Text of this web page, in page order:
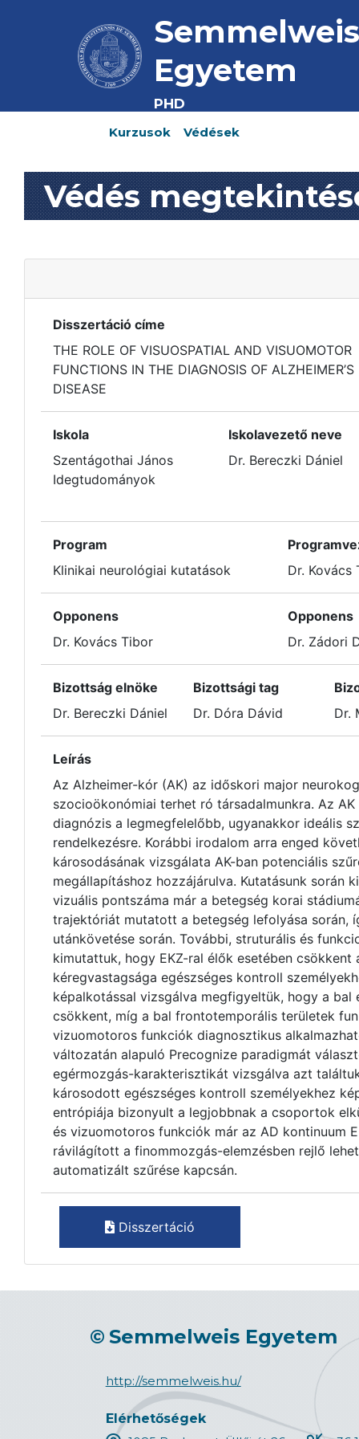
Semmelweis
Egyetem
PHD
Kurzusok Védések
Védés
Disszertáció címe
THE ROLE OF VISUOSPATIAL AND VISUOMOTOR
FUNCTIONS IN THE DIAGNOSIS OF ALZHEIMER’S
DISEASE
Iskola
Szentágothai János
Idegtudományok
Iskolavezető neve
Dr. Bereczki Dániel
Program
Klinikai neurológiai kutatások
Dr. Kovács
Opponens
Dr. Kovács Tibor
Opponens
Dr. Zádori
Bizottság elnöke
Dr. Bereczki Dániel
Bizottsági tag
Dr. Dóra Dávid
Dr.
Leírás
Az Alzheimer-kór (AK) az időskori major
szocioökonómiai terhet ró társadalmunkra. Az
diagnózis a legmegfelelőbb, ugyanakkor ideális
rendelkezésre. Korábbi irodalom arra enged
károsodásának vizsgálata AK-ban potenciális
megállapításhoz hozzájárulva. Kutatásunk
vizuális pontszáma már a betegség korai
trajektóriát mutatott a betegség lefolyása során,
utánkövetése során. További, struturális és
kimutattuk, hogy EKZ-ral élők esetében
kéregvastagsága egészséges kontroll
képalkotással vizsgálva megfigyeltük, hogy a
csökkent, míg a bal frontotemporális területek
vizuomotoros funkciók diagnosztikus
változatán alapuló Precognize paradigmát
egérmozgás-karakterisztikát vizsgálva azt
károsodott egészséges kontroll személyekhez
entrópiája bizonyult a legjobbnak a csoportok
és vizuomotoros funkciók már az AD kontinuum
rávilágított a finommozgás-elemzésben rejlő
automatizált szűrése kapcsán.
Disszertáció
© Semmelweis Egyetem
http://semmelweis.hu/
Elérhetőségek